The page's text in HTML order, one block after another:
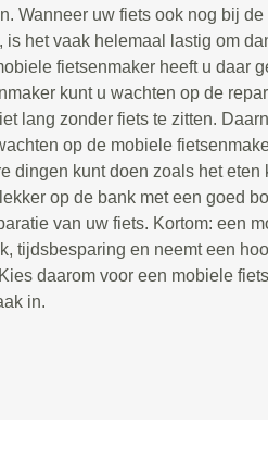
Wanneer uw fiets ook nog bij
is het vaak helemaal lastig om
fietsenmaker heeft u daar
kunt u wachten op de
lang zonder fiets te zitten.
op de mobiele
dingen kunt doen zoals het eten
op de bank met een goed
van uw fiets. Kortom: een
tijdsbesparing en neemt een
daarom voor een mobiele
in.